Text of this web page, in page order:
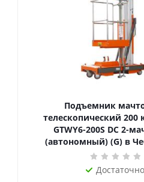
Подъемник
телескопический 200 кг 6 м TOR
GTWY6-200S DC 2-
(автономный) (G) в
Достаточно